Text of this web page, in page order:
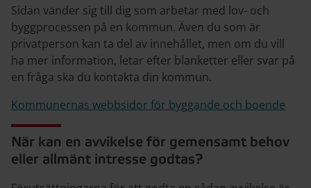
Sidan vänder sig till dig som arbetar med lov- och
byggprocessen på en kommun. Även du som är
privatperson kan ta del av innehållet, men om du vill
ha mer information, letar efter blanketter eller svar på
en fråga ska du kontakta din kommun.
Kommunernas webbsidor för byggande och boende
När kan en avvikelse för gemensamt behov
eller allmänt intresse godtas?